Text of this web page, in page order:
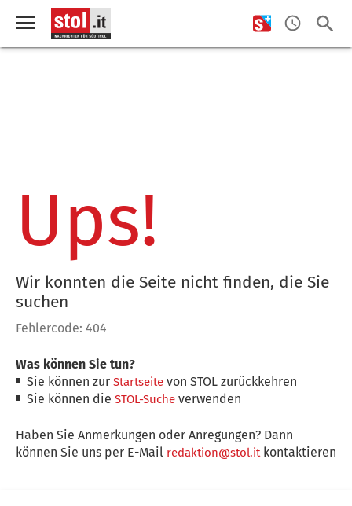
Ups!
Wir konnten die Seite nicht finden, die Sie
suchen
Fehlercode: 404
Was können Sie tun?
Sie können zurStartseite von STOL zurückkehren
Sie können dieSTOL-Suche verwenden
Haben Sie Anmerkungen oder Anregungen? Dann
können Sie uns per E-Mail redaktion@stol.itkontaktieren